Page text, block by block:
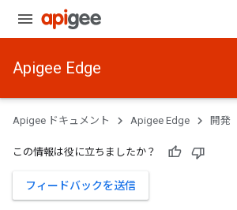
Apigee Edge
Apigee ドキュメント Apigee Edge 開発
この情報は役に立ちましたか？
フィードバックを送信